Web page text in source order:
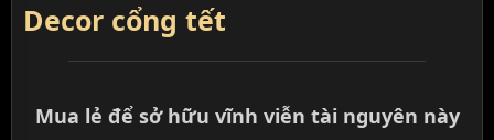
Decor cổng tết
Mua lẻ để sở hữu vĩnh viễn tài nguyên này